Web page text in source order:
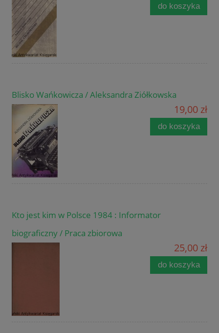
do koszyka
Blisko Wańkowicza / Aleksandra Ziółkowska
19,00 zł
do koszyka
Kto jest kim w Polsce 1984 : Informator
biograficzny / Praca zbiorowa
25,00 zł
do koszyka